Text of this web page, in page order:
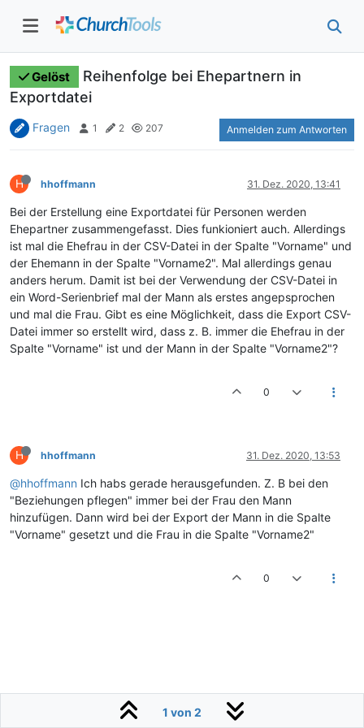
Gelöst
Reihenfolge bei Ehepartnern in
Exportdatei
Fragen 1 2 207 Anmelden zum Antworten
H hhoffmann 31. Dez. 2020, 13:41
Bei der Erstellung eine Exportdatei für Personen werden
Ehepartner zusammengefasst. Dies funkioniert auch. Allerdings
ist mal die Ehefrau in der CSV-Datei in der Spalte "Vorname" und
der Ehemann in der Spalte "Vorname2". Mal allerdings genau
anders herum. Damit ist bei der Verwendung der CSV-Datei in
ein Word-Serienbrief mal der Mann als erstes angepsprochen
und mal die Frau. Gibt es eine Möglichkeit, dass die Export CSV-
Datei immer so erstellt wird, dass z. B. immer die Ehefrau in der
Spalte "Vorname" ist und der Mann in der Spalte "Vorname2"?
0
H hhoffmann 31. Dez. 2020, 13:53
@hhoffmann Ich habs gerade herausgefunden. Z. B bei den
"Beziehungen pflegen" immer bei der Frau den Mann
hinzufügen. Dann wird bei der Export der Mann in die Spalte
"Vorname" gesetzt und die Frau in die Spalte "Vorname2"
0
1 von 2